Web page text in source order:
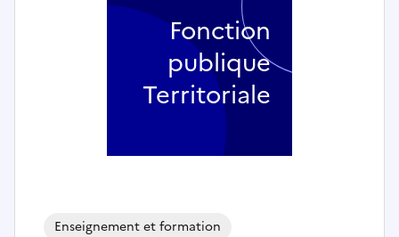
Enseignement et formation
Fonction
publique
Territoriale